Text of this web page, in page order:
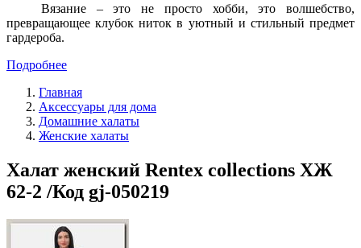
Вязание – это не просто хобби, это волшебство,
превращающее клубок ниток в уютный и стильный предмет
гардероба.
Подробнее
Главная
Аксессуары для дома
Домашние халаты
Женские халаты
Халат женский Rentex collections ХЖ
62-2 /Код gj-050219